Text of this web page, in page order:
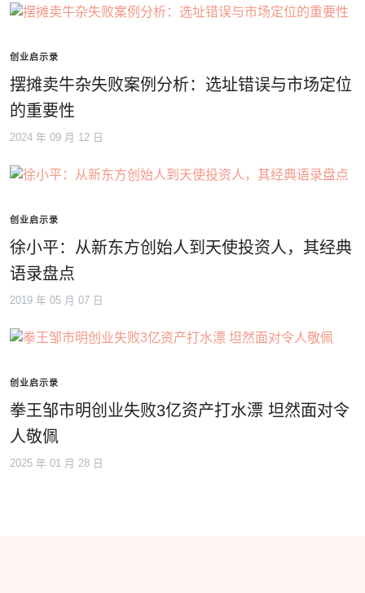
创业启示录
摆摊卖牛杂失败案例分析：选址错误与市场定位
的重要性
2024 年 09 月 12 日
创业启示录
徐小平：从新东方创始人到天使投资人，其经典
语录盘点
2019 年 05 月 07 日
创业启示录
拳王邹市明创业失败3亿资产打水漂 坦然面对令
人敬佩
2025 年 01 月 28 日